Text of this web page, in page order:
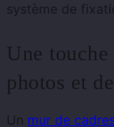
système de
Une
photos et
Un mur de